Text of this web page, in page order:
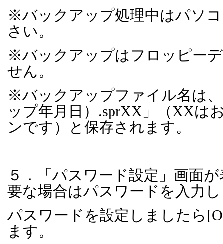
※バックアップ処理中はパソ
さい。
※バックアップはフロッピー
せん。
※バックアップファイル名は
ップ年月日） .sprXX 」（XXは
ンです）と保存されます。
５．「パスワード設定」画面
要な場合はパスワードを入力
パスワードを設定しましたら
ます。